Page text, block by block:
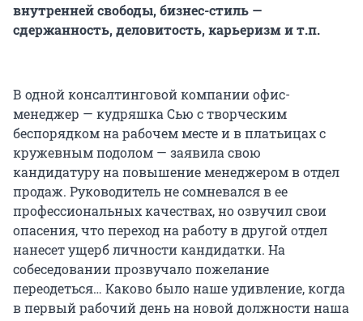
внутренней свободы, бизнес-стиль —
сдержанность, деловитость, карьеризм и т.п.
В одной консалтинговой компании офис-
менеджер — кудряшка Сью с творческим
беспорядком на рабочем месте и в платьицах с
кружевным подолом — заявила свою
кандидатуру на повышение менеджером в отдел
продаж. Руководитель не сомневался в ее
профессиональных качествах, но озвучил свои
опасения, что переход на работу в другой отдел
нанесет ущерб личности кандидатки. На
собеседовании прозвучало пожелание
переодеться… Каково было наше удивление, когда
в первый рабочий день на новой должности наша